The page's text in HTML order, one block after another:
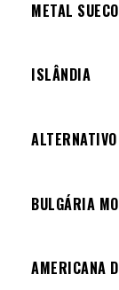
METAL SUECO
ISLÂNDIA
BULGÁRIA
AMERICANA